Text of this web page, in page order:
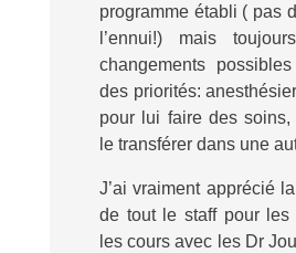
programme établi ( pas
l’ennui!) mais
changements
des priorités:
pour lui faire des
le transférer dans une
J’ai vraiment apprécié
de tout le staff pour les
les cours avec les Dr